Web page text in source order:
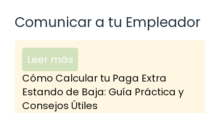
Comunicar a tu Empleador
Leer más
Cómo Calcular tu Paga Extra
Estando de Baja: Guía Práctica y
Consejos Útiles